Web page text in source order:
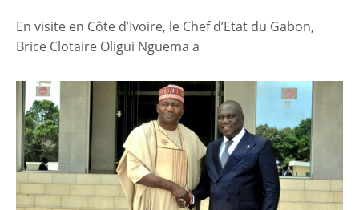
En visite en Côte d’Ivoire, le Chef d’Etat du Gabon,
Brice Clotaire Oligui Nguema a